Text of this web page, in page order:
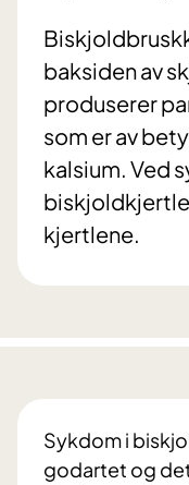
baksiden av
produserer
som er av
kalsium. Ved
kjertlene.
Sykdom i
godartet og